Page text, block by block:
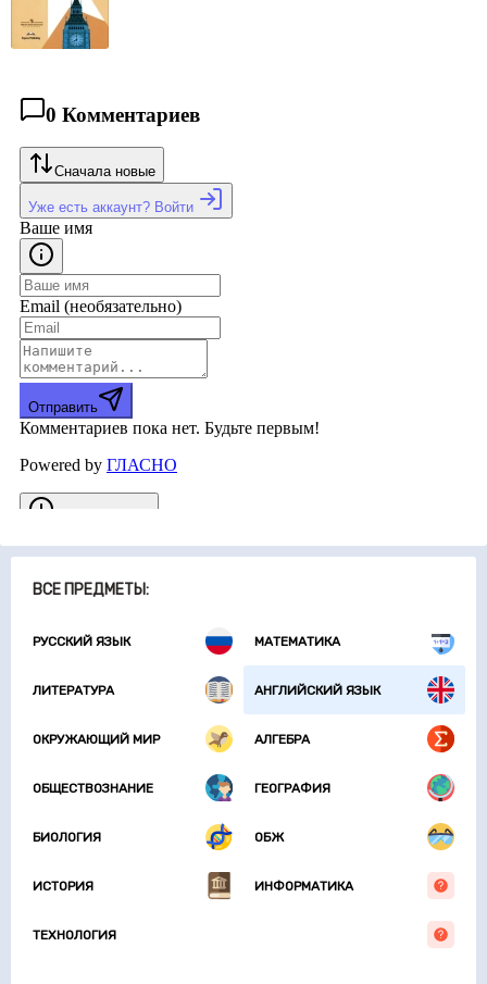
ВСЕ ПРЕДМЕТЫ:
РУССКИЙ ЯЗЫК МАТЕМАТИКА
ЛИТЕРАТУРА АНГЛИЙСКИЙ ЯЗЫК
ОКРУЖАЮЩИЙ МИР АЛГЕБРА
ОБЩЕСТВОЗНАНИЕ ГЕОГРАФИЯ
БИОЛОГИЯ ОБЖ
ИСТОРИЯ ИНФОРМАТИКА
ТЕХНОЛОГИЯ